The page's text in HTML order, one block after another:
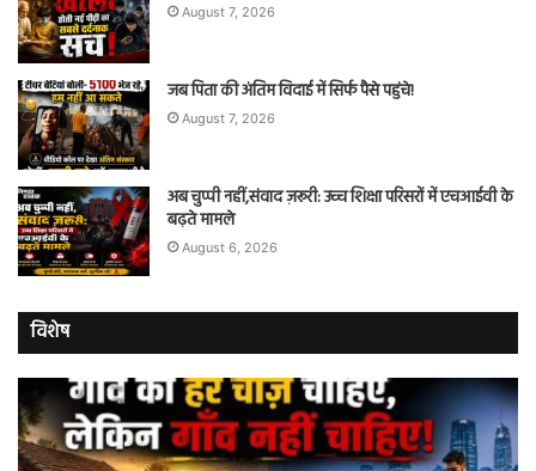
August 7, 2026
जब पिता की अंतिम विदाई में सिर्फ पैसे पहुंचे!
August 7, 2026
अब चुप्पी नहीं,संवाद ज़रूरी: उच्च शिक्षा परिसरों में एचआईवी के
बढ़ते मामले
August 6, 2026
विशेष